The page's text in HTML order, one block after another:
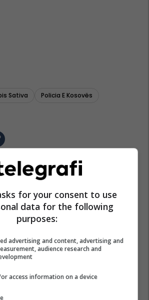
Sativa
Policia E Kosovës
for your consent to use
data for the following
purposes:
advertising and content, advertising and
audience research and
access information on a device